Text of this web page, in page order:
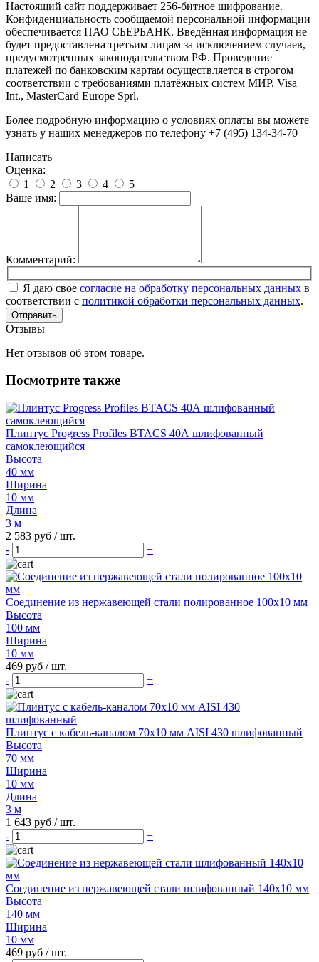
Настоящий сайт поддерживает 256-битное шифрование.
Конфиденциальность сообщаемой персональной информации
обеспечивается ПАО СБЕРБАНК. Введённая информация не
будет предоставлена третьим лицам за исключением случаев,
предусмотренных законодательством РФ. Проведение
платежей по банковским картам осуществляется в строгом
соответствии с требованиями платёжных систем МИР, Visa
Int., MasterCard Europe Sprl.
Более подробную информацию о условиях оплаты вы можете
узнать у наших менеджеров по телефону +7 (495) 134-34-70
Написать
Оценка:
1
2 3 4
5
Ваше имя:
Комментарий:
Я даю свое согласие на обработку персональных данных в
соответствии с политикой обработки персональных данных.
Отправить
Отзывы
Нет отзывов об этом товаре.
Посмотрите также
Плинтус Progress Profiles BTACS 40А шлифованный
самоклеющийся
Высота
40 мм
Ширина
10 мм
Длина
3 м
2 583 руб / шт.
-
+
Соединение из нержавеющей стали полированное 100х10 мм
Высота
100 мм
Ширина
10 мм
469 руб / шт.
-
+
Плинтус с кабель-каналом 70х10 мм AISI 430 шлифованный
Высота
70 мм
Ширина
10 мм
Длина
3 м
1 643 руб / шт.
-
+
Соединение из нержавеющей стали шлифованный 140х10 мм
Высота
140 мм
Ширина
10 мм
469 руб / шт.